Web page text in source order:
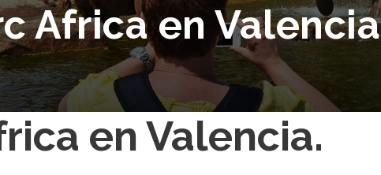
Africa en Valencia
en Valencia.